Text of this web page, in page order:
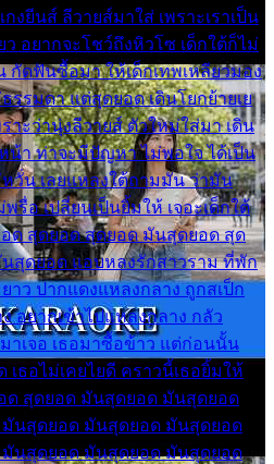
งยีนส์ ลีวายส์มาใส่ เพราะเราเป็น
ว อยากจะโชว์ถึงหิวโซ เด็กใต้ก็ไม่
ดฟันซื้อมา ให้เด็กเทพเหลียวมอง
รรมดา แต่สุดยอด เดินโยกย้ายเย
าะว่านุ่งลีวายส์ ตัวใหม่ใส่มา เดิน
น้า ท่าจะมีปัญหา ไม่พอใจ ได้เป็น
วั่น เลยแหลงใต้ถามมัน ว่ามัน
อ เปลี่ยนเป็นยิ้มให้ เจอะเด็กใต้
ด สุดยอด สุดยอด มันสุดยอด สุด
สุดยอด แอบหลงรักสาวราม ที่พัก
าว ปากแดงแหลงกลาง ถูกสเป็ก
อยากเข้าไปแหลงกลาง กลัว
าเจอ เธอมาซื้อข้าว แต่ก่อนนั้น
เธอไม่เคยไยดี คราวนี้เธอยิ้มให้
ด สุดยอด มันสุดยอด มันสุดยอด
นสุดยอด มันสุดยอด มันสุดยอด
นสุดยอด มันสุดยอด มันสุดยอด